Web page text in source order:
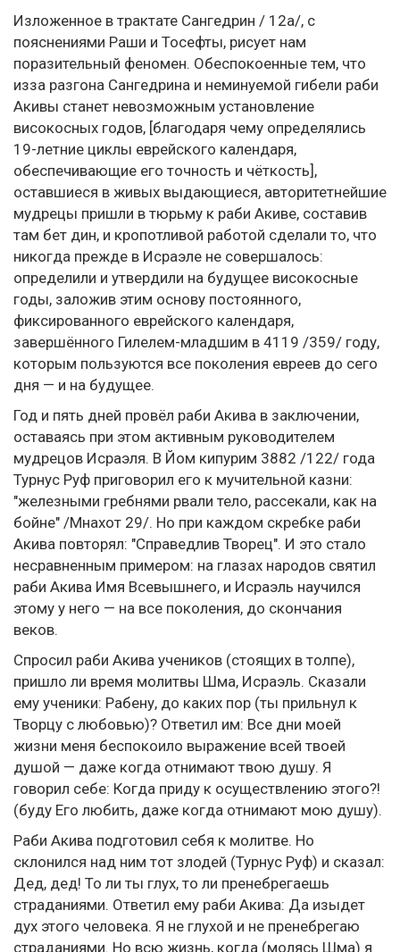
Изложенное в трактате Сангедрин / 12а/, с
пояснениями Раши и Тосефты, рисует нам
поразительный феномен. Обеспокоенные тем, что
изза разгона Сангедрина и неминуемой гибели раби
Акивы станет невозможным установление
високосных годов, [благодаря чему определялись
19-летние циклы еврейского календаря,
обеспечивающие его точность и чёткость],
оставшиеся в живых выдающиеся, авторитетнейшие
мудрецы пришли в тюрьму к раби Акиве, составив
там бет дин, и кропотливой работой сделали то, что
никогда прежде в Исраэле не совершалось:
определили и утвердили на будущее високосные
годы, заложив этим основу постоянного,
фиксированного еврейского календаря,
завершённого Гилелем-младшим в 4119 /359/ году,
которым пользуются все поколения евреев до сего
дня — и на будущее.
Год и пять дней провёл раби Акива в заключении,
оставаясь при этом активным руководителем
мудрецов Исраэля. В Йом кипурим 3882 /122/ года
Турнус Руф приговорил его к мучительной казни:
"железными гребнями рвали тело, рассекали, как на
бойне" /Мнахот 29/. Но при каждом скребке раби
Акива повторял: "Справедлив Творец". И это стало
несравненным примером: на глазах народов святил
раби Акива Имя Всевышнего, и Исраэль научился
этому у него — на все поколения, до скончания
веков.
Спросил раби Акива учеников (стоящих в толпе),
пришло ли время молитвы Шма, Исраэль. Сказали
ему ученики: Рабену, до каких пор (ты прильнул к
Творцу с любовью)? Ответил им: Все дни моей
жизни меня беспокоило выражение всей твоей
душой — даже когда отнимают твою душу. Я
говорил себе: Когда приду к осуществлению этого?!
(буду Его любить, даже когда отнимают мою душу).
Раби Акива подготовил себя к молитве. Но
склонился над ним тот злодей (Турнус Руф) и сказал:
Дед, дед! То ли ты глух, то ли пренебрегаешь
страданиями. Ответил ему раби Акива: Да изыдет
дух этого человека. Я не глухой и не пренебрегаю
страданиями. Но всю жизнь, когда (молясь Шма) я